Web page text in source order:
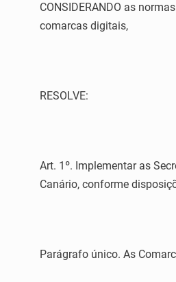
CONSIDERANDO as
comarcas digitais,
RESOLVE:
Art. 1º. Implementar as
Canário, conforme
Parágrafo único. As